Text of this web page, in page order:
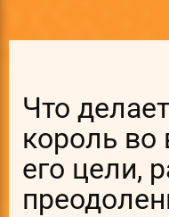
Что
король во
его цели,